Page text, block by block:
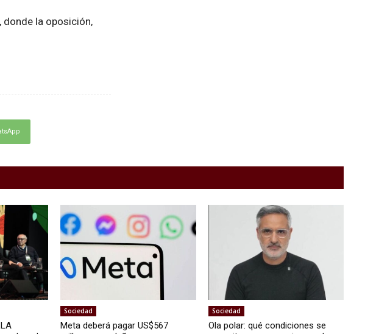
donde la oposición,
Sociedad
Meta deberá pagar US$567
Sociedad
Ola polar: qué condiciones se